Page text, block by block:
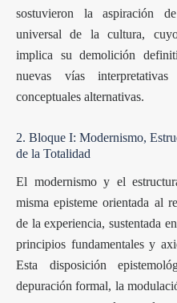
sostuvieron la aspiración
universal de la cultura,
implica su demolición
nuevas vías
conceptuales alternativas.
2. Bloque I: Modernismo,
de la Totalidad
El modernismo y el
misma episteme orientada al
de la experiencia, sustentada
principios fundamentales y
Esta disposición
depuración formal, la